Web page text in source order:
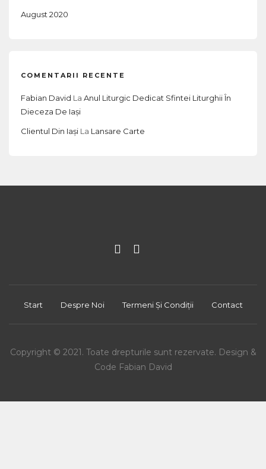
August 2020
COMENTARII RECENTE
Fabian David La Anul Liturgic Dedicat Sfintei Liturghii În
Dieceza De Iași
Clientul Din Iași La Lansare Carte
Start Despre Noi Termeni Și Condiții Contact
Copyright © 2021. Toate drepturile sunt rezervate. Design &
Code Fabian David